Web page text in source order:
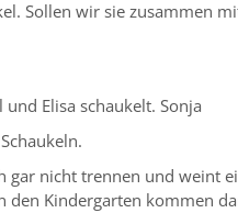
Sollen wir sie zusammen
Elisa schaukelt. Sonja
gar nicht trennen und weint
den Kindergarten kommen